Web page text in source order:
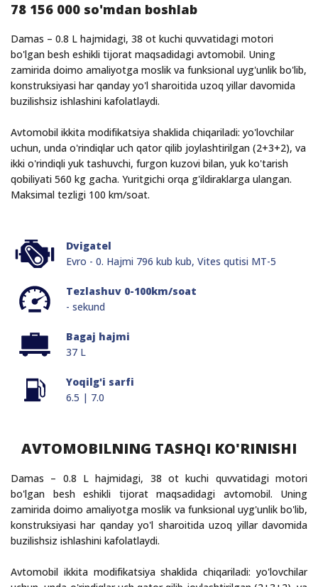
78 156 000 so'mdan boshlab
Damas – 0.8 L hajmidagi, 38 ot kuchi quvvatidagi motori
bo'lgan besh eshikli tijorat maqsadidagi avtomobil. Uning
zamirida doimo amaliyotga moslik va funksional uyg'unlik bo'lib,
konstruksiyasi har qanday yo'l sharoitida uzoq yillar davomida
buzilishsiz ishlashini kafolatlaydi.
Avtomobil ikkita modifikatsiya shaklida chiqariladi: yo'lovchilar
uchun, unda o'rindiqlar uch qator qilib joylashtirilgan (2+3+2), va
ikki o'rindiqli yuk tashuvchi, furgon kuzovi bilan, yuk ko'tarish
qobiliyati 560 kg gacha. Yuritgichi orqa g'ildiraklarga ulangan.
Maksimal tezligi 100 km/soat.
Dvigatel
Evro - 0. Hajmi 796 kub kub, Vites qutisi MT-5
Tezlashuv 0-100km/soat
- sekund
Bagaj hajmi
37 L
Yoqilg'i sarfi
6.5 | 7.0
AVTOMOBILNING TASHQI KO'RINISHI
Damas – 0.8 L hajmidagi, 38 ot kuchi quvvatidagi motori
bo'lgan besh eshikli tijorat maqsadidagi avtomobil. Uning
zamirida doimo amaliyotga moslik va funksional uyg'unlik bo'lib,
konstruksiyasi har qanday yo'l sharoitida uzoq yillar davomida
buzilishsiz ishlashini kafolatlaydi.
Avtomobil ikkita modifikatsiya shaklida chiqariladi: yo'lovchilar